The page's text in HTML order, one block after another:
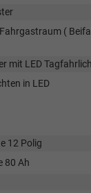
(
mit LED
in LED
12 Polig
80 Ah